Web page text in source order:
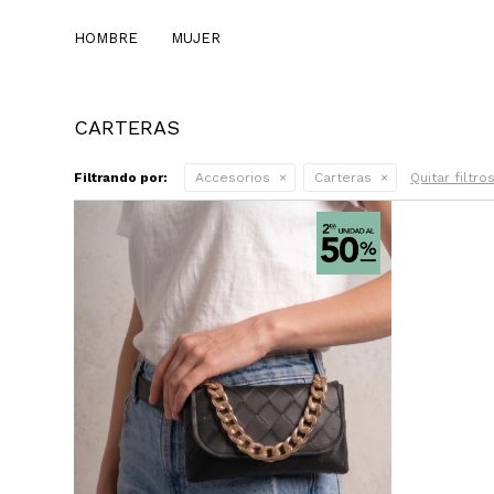
HOMBRE MUJER
CARTERAS
Filtrando por: Accesorios Carteras Quitar